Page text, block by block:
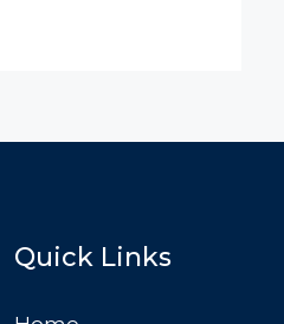
Quick Links